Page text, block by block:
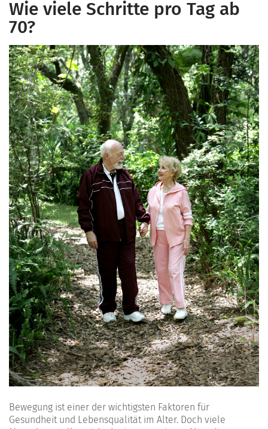
Wie viele Schritte pro Tag ab
70?
Bewegung ist einer der wichtigsten Faktoren für
Gesundheit und Lebensqualität im Alter. Doch viele